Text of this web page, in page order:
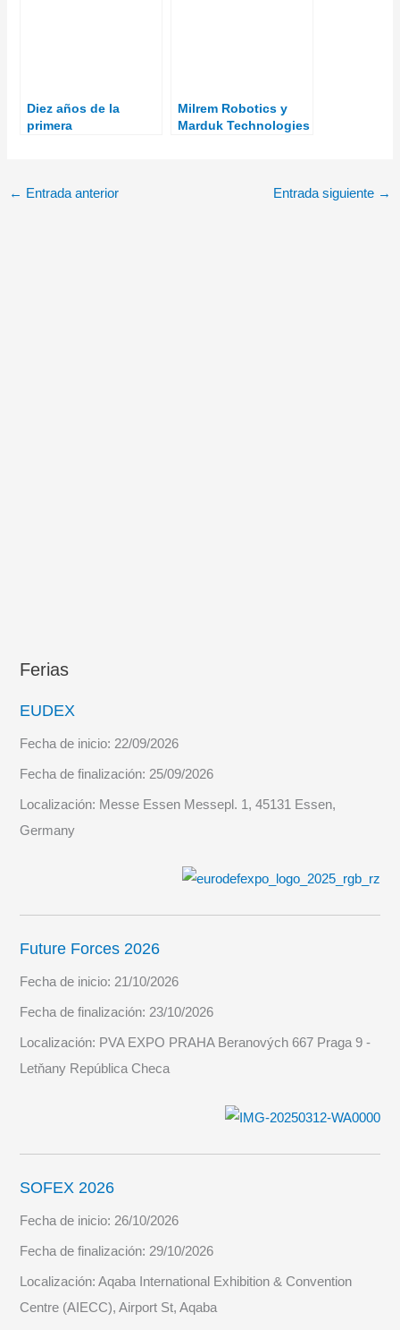
Diez años de la
primera
Milrem Robotics y
Marduk Technologies
← Entrada anterior Entrada siguiente →
Ferias
EUDEX
Fecha de inicio: 22/09/2026
Fecha de finalización: 25/09/2026
Localización: Messe Essen Messepl. 1, 45131 Essen,
Germany
Future Forces 2026
Fecha de inicio:21/10/2026
Fecha de finalización:23/10/2026
Localización: PVA EXPO PRAHA Beranových 667 Praga 9 -
Letňany República Checa
SOFEX 2026
Fecha de inicio: 26/10/2026
Fecha de finalización: 29/10/2026
Localización:Aqaba International Exhibition & Convention
Centre (AIECC), Airport St, Aqaba